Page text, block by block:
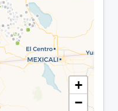
+
−